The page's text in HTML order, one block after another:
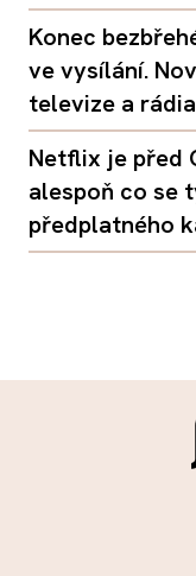
Konec
ve vysílání.
televize a
Netflix je před
alespoň co se
předplatného